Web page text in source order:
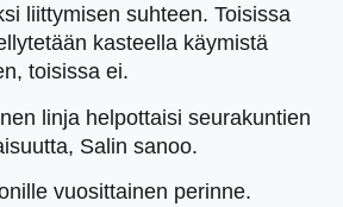
liittymisen suhteen. Toisissa
kasteella käymistä
toisissa ei.
linja helpottaisi seurakuntien
Salin sanoo.
vuosittainen perinne.